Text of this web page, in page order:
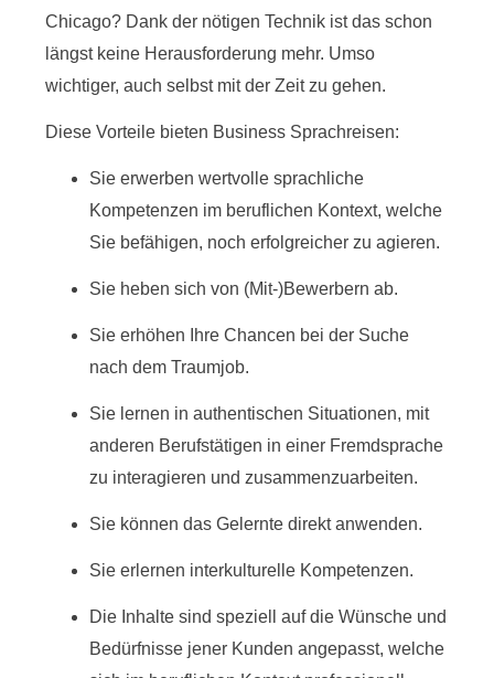
Chicago? Dank der nötigen Technik ist das schon
längst keine Herausforderung mehr. Umso
wichtiger, auch selbst mit der Zeit zu gehen.
Diese Vorteile bieten Business Sprachreisen:
Sie erwerben wertvolle sprachliche
Kompetenzen im beruflichen Kontext, welche
Sie befähigen, noch erfolgreicher zu agieren.
Sie heben sich von (Mit-)Bewerbern ab.
Sie erhöhen Ihre Chancen bei der Suche
nach dem Traumjob.
Sie lernen in authentischen Situationen, mit
anderen Berufstätigen in einer Fremdsprache
zu interagieren und zusammenzuarbeiten.
Sie können das Gelernte direkt anwenden.
Sie erlernen interkulturelle Kompetenzen.
Die Inhalte sind speziell auf die Wünsche und
Bedürfnisse jener Kunden angepasst, welche